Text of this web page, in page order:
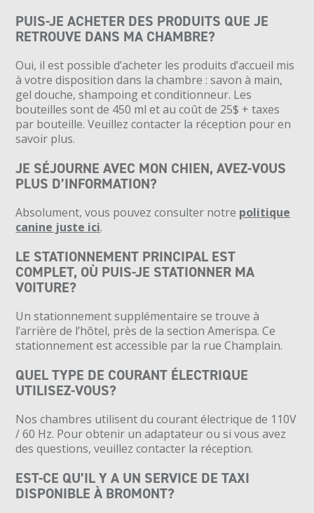
PUIS-JE ACHETER DES PRODUITS QUE JE
RETROUVE DANS MA CHAMBRE?
Oui, il est possible d’acheter les produits d’accueil mis
à votre disposition dans la chambre : savon à main,
gel douche, shampoing et conditionneur. Les
bouteilles sont de 450 ml et au coût de 25$ + taxes
par bouteille. Veuillez contacter la réception pour en
savoir plus.
JE SÉJOURNE AVEC MON CHIEN, AVEZ-VOUS
PLUS D’INFORMATION?
Absolument, vous pouvez consulter notre politique
canine juste ici.
LE STATIONNEMENT PRINCIPAL EST
COMPLET, OÙ PUIS-JE STATIONNER MA
VOITURE?
Un stationnement supplémentaire se trouve à
l’arrière de l’hôtel, près de la section Amerispa. Ce
stationnement est accessible par la rue Champlain.
QUEL TYPE DE COURANT ÉLECTRIQUE
UTILISEZ-VOUS?
Nos chambres utilisent du courant électrique de 110V
/ 60 Hz. Pour obtenir un adaptateur ou si vous avez
des questions, veuillez contacter la réception.
EST-CE QU’IL Y A UN SERVICE DE TAXI
DISPONIBLE À BROMONT?